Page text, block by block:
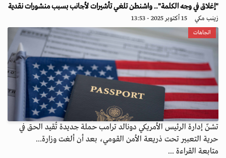
"إغلاق في وجه الكلمة".. واشنطن تلغي تأشيرات لأجانب بسبب منشورات نقدية
زينب مكي 15 أكتوبر 2025 - 13:53
اتجاهات
تشنّ إدارة الرئيس الأمريكي دونالد ترامب حملة جديدة تُقيد الحق في
حرية التعبير تحت ذريعة الأمن القومي، بعد أن ألغت وزارة...
متابعة القراءة ...